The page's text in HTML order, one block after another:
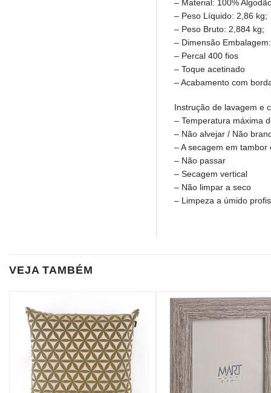
– Material: 100%
– Peso Líquido: 2,86 kg;
– Peso Bruto: 2,884 kg;
– Dimensão
– Percal 400 fios
– Toque acetinado
– Acabamento com
Instrução de lavagem e
– Temperatura máxima
– Não alvejar / Não
– A secagem em
– Não passar
– Secagem vertical
– Não limpar a seco
– Limpeza a úmido
VEJA TAMBÉM